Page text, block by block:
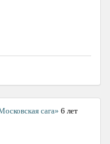
сага» 6 лет